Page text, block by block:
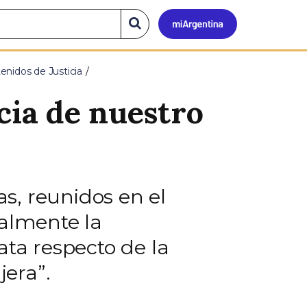
Mi
Buscar
en
el
de Justicia
de nuestro
reunidos en el
la
respecto de la